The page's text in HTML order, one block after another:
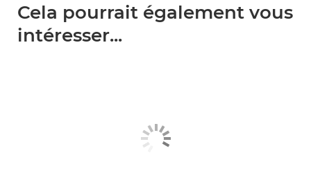
Cela pourrait également vous
intéresser...